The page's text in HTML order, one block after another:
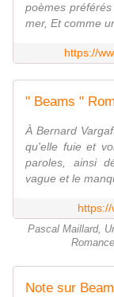
poèmes
mer, Et comme
https://
À Bernard
qu'elle fuie et
paroles, ainsi
vague et le
Pascal Maillard,
Note sur